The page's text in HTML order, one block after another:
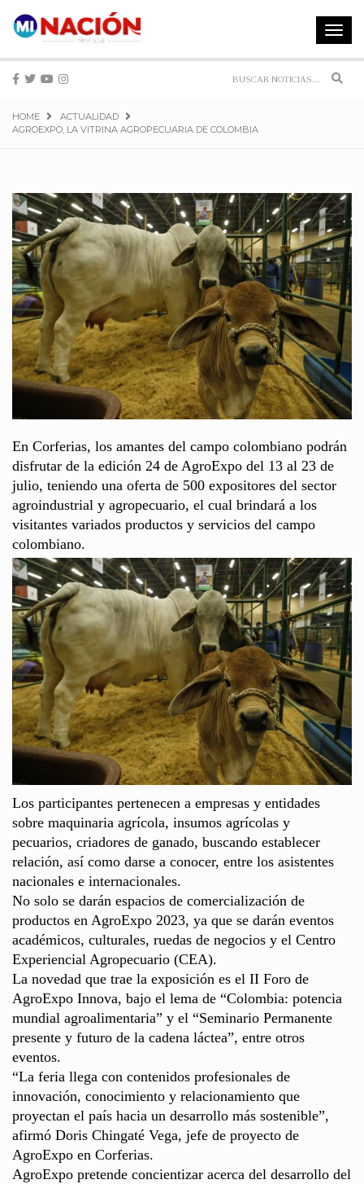
Toggle
HOME
ACTUALIDAD
AGROEXPO, LA VITRINA AGROPECUARIA DE COLOMBIA
En Corferias, los amantes del campo colombiano podrán
disfrutar de la edición 24 de AgroExpo del 13 al 23 de
julio, teniendo una oferta de 500 expositores del sector
agroindustrial y agropecuario, el cual brindará a los
visitantes variados productos y servicios del campo
colombiano.
Los participantes pertenecen a empresas y entidades
sobre maquinaria agrícola, insumos agrícolas y
pecuarios, criadores de ganado, buscando establecer
relación, así como darse a conocer, entre los asistentes
nacionales e internacionales.
No solo se darán espacios de comercialización de
productos en AgroExpo 2023, ya que se darán eventos
académicos, culturales, ruedas de negocios y el Centro
Experiencial Agropecuario (CEA).
La novedad que trae la exposición es el II Foro de
AgroExpo Innova, bajo el lema de “Colombia: potencia
mundial agroalimentaria” y el “Seminario Permanente
presente y futuro de la cadena láctea”, entre otros
eventos.
“La feria llega con contenidos profesionales de
innovación, conocimiento y relacionamiento que
proyectan el país hacia un desarrollo más sostenible”,
afirmó Doris Chingaté Vega, jefe de proyecto de
AgroExpo en Corferias.
AgroExpo pretende concientizar acerca del desarrollo del